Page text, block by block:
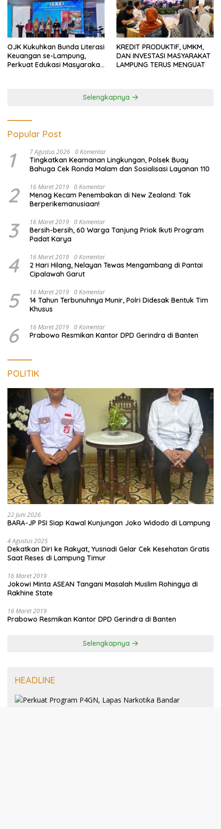
OJK Kukuhkan Bunda Literasi
Keuangan se-Lampung,
Perkuat Edukasi Masyarakat
KREDIT PRODUKTIF, UMKM,
DAN INVESTASI MASYARAKAT
LAMPUNG TERUS MENGUAT
Selengkapnya
Popular Post
1 7 Agustus 2026 0 Komentar
Tingkatkan Keamanan Lingkungan, Polsek Buay
Bahuga Cek Ronda Malam dan Sosialisasi Layanan 110
2 16 Maret 2019 0 Komentar
Menag Kecam Penembakan di New Zealand: Tak
Berperikemanusiaan!
3 16 Maret 2019 0 Komentar
Bersih-bersih, 60 Warga Tanjung Priok Ikuti Program
Padat Karya
4 16 Maret 2019 0 Komentar
2 Hari Hilang, Nelayan Tewas Mengambang di Pantai
Cipalawah Garut
5 16 Maret 2019 0 Komentar
14 Tahun Terbunuhnya Munir, Polri Didesak Bentuk Tim
Khusus
6 16 Maret 2019 0 Komentar
Prabowo Resmikan Kantor DPD Gerindra di Banten
POLITIK
22 Juni 2026
BARA-JP PSI Siap Kawal Kunjungan Joko Widodo di Lampung
4 Agustus 2025
Dekatkan Diri ke Rakyat, Yusnadi Gelar Cek Kesehatan Gratis
Saat Reses di Lampung Timur
16 Maret 2019
Jokowi Minta ASEAN Tangani Masalah Muslim Rohingya di
Rakhine State
16 Maret 2019
Prabowo Resmikan Kantor DPD Gerindra di Banten
Selengkapnya
HEADLINE